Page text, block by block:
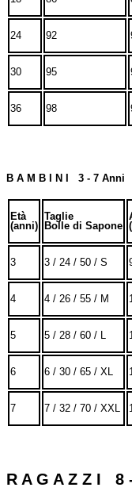
24 92
30 95
36 98
B A M B I N I 3 - 7 Anni
Età
(anni)
Taglie
Bolle di Sapone
3 3 / 24 / 50 / S
4 4 / 26 / 55 / M
5 5 / 28 / 60 / L
6 6 / 30 / 65 / XL
7 7 / 32 / 70 / XXL
R A G A Z Z I 8